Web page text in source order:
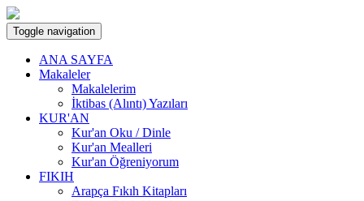
Toggle navigation
ANA SAYFA
Makaleler
Makalelerim
İktibas (Alıntı) Yazıları
KUR'AN
Kur'an Oku / Dinle
Kur'an Mealleri
Kur'an Öğreniyorum
FIKIH
Arapça Fıkıh Kitapları